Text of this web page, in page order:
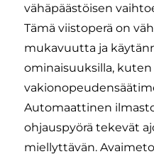
vähäpäästöisen
Tämä viistoperä on
mukavuutta ja
ominaisuuksilla, kuten
Automaattinen
ohjauspyörä tekevät
miellyttävän.